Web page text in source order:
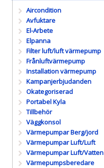
Aircondition
Avfuktare
El-Arbete
Elpanna
Filter luft/luft värmepump
Frånluftvärmepump
Installation värmepump
Kampanjerbjudanden
Okategoriserad
Portabel Kyla
Tillbehör
Väggkonsol
Värmepumpar Berg/jord
Värmepumpar Luft/Luft
Värmepumpar Luft/Vatten
Värmepumpsberedare